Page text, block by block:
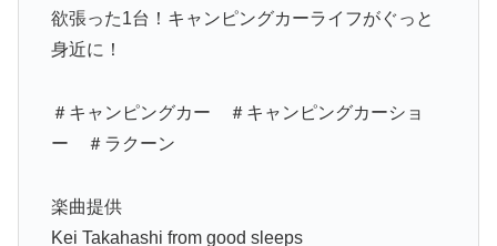
欲張った1台！キャンピングカーライフがぐっと
身近に！
＃キャンピングカー ＃キャンピングカーショ
ー ＃ラクーン
楽曲提供
Kei Takahashi from good sleeps